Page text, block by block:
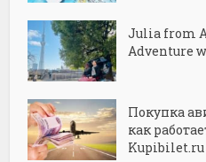
Julia from
Adventure
Покупка
как
Kupibilet.ru